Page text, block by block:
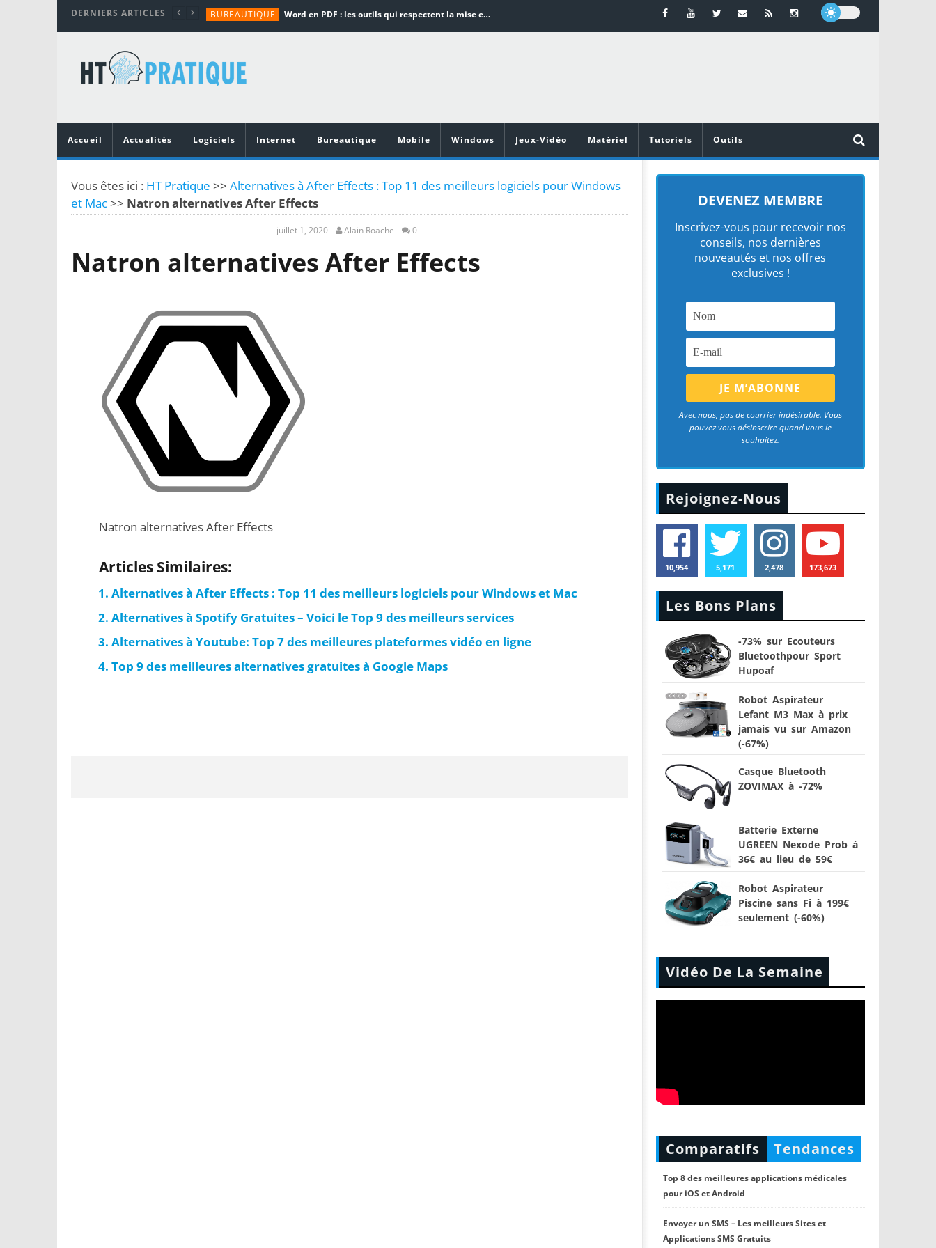
DERNIERS ARTICLES BUREAUTIQUE Word en PDF : les outils qui respectent la mise en page
TUTORIALS
MATÉRIEL
Vidéoprojecteurs Asus : Top 6 des meilleurs modèles de la marque
Accueil
Actualités Logiciels Internet Bureautique Mobile Windows Jeux-Vidéo Matériel Tutoriels Outils
Vous êtes ici : HT Pratique >> Alternatives à After Effects : Top 11 des meilleurs logiciels pour Windows
et Mac>> Natron alternatives After Effects
juillet 1, 2020 Alain Roache 0
Natron alternatives After Effects
Natron alternatives After Effects
Articles Similaires:
Alternatives à After Effects : Top 11 des meilleurs logiciels pour Windows et Mac
Alternatives à Spotify Gratuites – Voici le Top 9 des meilleurs services
Alternatives à Youtube: Top 7 des meilleures plateformes vidéo en ligne
Top 9 des meilleures alternatives gratuites à Google Maps
DEVENEZ MEMBRE
Inscrivez-vous pour recevoir nos
conseils, nos dernières
nouveautés et nos offres
exclusives !
Avec nous, pas de courrier indésirable. Vous
pouvez vous désinscrire quand vous le
souhaitez.
Rejoignez-Nous
10,954 5,171 2,478 173,673
Les Bons Plans
-73% sur Ecouteurs
Bluetoothpour Sport
Hupoaf
Robot Aspirateur
Lefant M3 Max à prix
jamais vu sur Amazon
(-67%)
Casque Bluetooth
ZOVIMAX à -72%
Batterie Externe
UGREEN Nexode Prob à
36€ au lieu de 59€
Robot Aspirateur
Piscine sans Fi à 199€
seulement (-60%)
Vidéo De La Semaine
Comparatifs Tendances
Top 8 des meilleures applications médicales
pour iOS et Android
Envoyer un SMS – Les meilleurs Sites et
Applications SMS Gratuits